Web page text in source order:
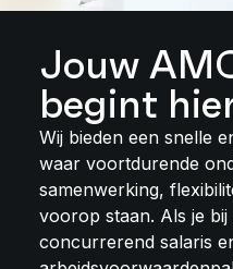
Jouw
begint
Wij bieden een snelle
waar voortdurende
samenwerking,
voorop staan. Als je
concurrerend salaris